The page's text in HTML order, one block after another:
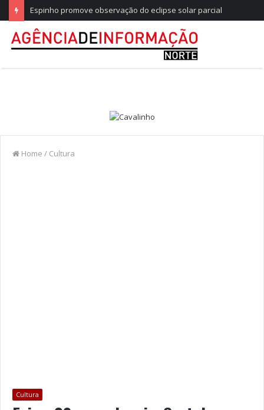
Espinho promove observação do eclipse solar parcial
Home / Cultura
Cultura